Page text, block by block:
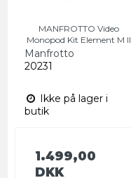
MANFROTTO Video
Monopod Kit Element M II
Manfrotto
20231
Ikke på lager i
butik
1.499,00
DKK